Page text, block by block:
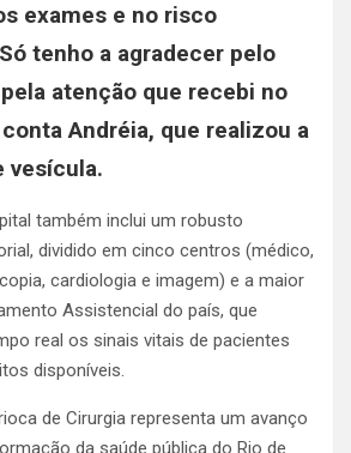
exames e no risco
tenho a agradecer pelo
atenção que recebi no
Andréia, que realizou a
vesícula.
também inclui um robusto
dividido em cinco centros (médico,
cardiologia e imagem) e a maior
Assistencial do país, que
real os sinais vitais de pacientes
disponíveis.
de Cirurgia representa um avanço
da saúde pública do Rio de